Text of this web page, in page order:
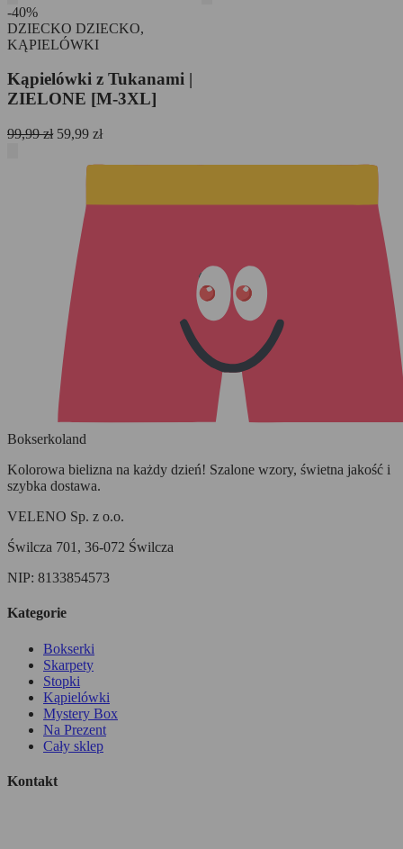
99,99 zł.59,99 zł.
-40%
DZIECKO DZIECKO,
KĄPIELÓWKI
Kąpielówki z Tukanami |
ZIELONE [M-3XL]
99,99zł Pierwotna
wynosiła:
99,99 zł.
59,99 złAktualna
wynosi:
Bokserkoland
Kolorowa bielizna na każdy dzień! Szalone wzory, świetna jakość i
szybka dostawa.
VELENO Sp. z o.o.
Świlcza 701, 36-072 Świlcza
NIP: 8133854573
Kategorie
Bokserki
Skarpety
Stopki
Kąpielówki
Mystery Box
Na Prezent
Cały sklep
Kontakt